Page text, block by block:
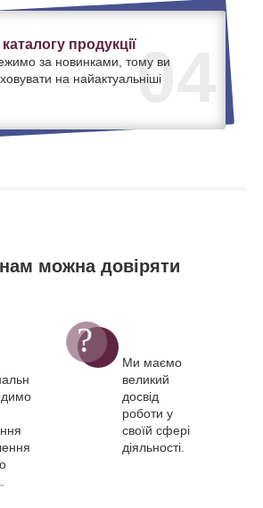
04
продукції
за новинками, тому ви
на найактуальніші
можна довіряти
Ми маємо
великий
досвід
роботи у
своїй сфері
діяльності.